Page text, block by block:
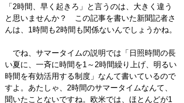
「2時間、早く起きろ」と言うのは、大きく違う
と思いませんか？ この記事を書いた新聞記者さ
んは、1時間も2時間も関係ないんでしょうかね。
でね、サマータイムの説明では「日照時間の長
い夏に、一斉に時間を1～2時間繰り上げ、明るい
時間を有効活用する制度」なんて書いているので
すよ。あたしゃ、2時間のサマータイムなんて、
聞いたことないですね。欧米では、ほとんどが1